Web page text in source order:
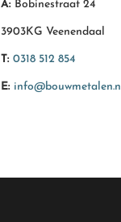
A: Bobinestraat 24
3903KG Veenendaal
T: 0318 512 854
E: info@bouwmetalen.nl